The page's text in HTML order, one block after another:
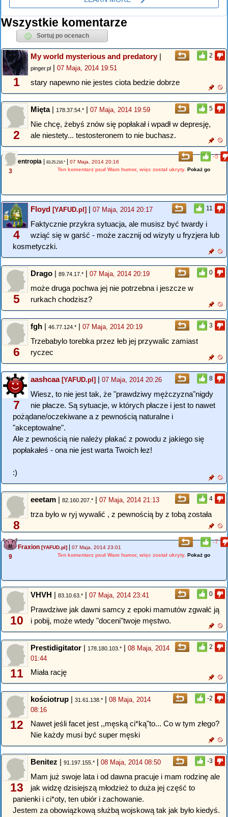
Wszystkie komentarze
2
1
My world mysterious and predatory|
pinger.pl | 07 Maja, 2014 19:51
stary napewno nie jestes ciota bedzie dobrze
5
2
Mięta| 178.37.54.* | 07 Maja, 2014 19:59
Nie chcę, żebyś znów się popłakał i wpadł w depresję,
ale niestety... testosteronem to nie buchasz.
-5
3
entropia | 83.25.216.* | 07 Maja, 2014 20:16
Ten komentarz psuł Wam humor, więc został ukryty. Pokaż go
11
4
Floyd [YAFUD.pl] | 07 Maja, 2014 20:17
Faktycznie przykra sytuacja, ale musisz być twardy i
wziąć się w garść - może zacznij od wizyty u fryzjera lub
kosmetyczki.
0
5
Drago | 89.74.17.* | 07 Maja, 2014 20:19
może druga pochwa jej nie potrzebna i jeszcze w
rurkach chodzisz?
3
6
fgh | 46.77.124.* | 07 Maja, 2014 20:19
Trzebabylo torebka przez łeb jej przywalic zamiast
ryczec
8
7
aashcaa[YAFUD.pl] | 07 Maja, 2014 20:26
Wiesz, to nie jest tak, że "prawdziwy mężczyzna"nigdy
nie płacze. Są sytuacje, w których płacze i jest to nawet
pożądane/oczekiwane a z pewnością naturalne i
"akceptowalne".
Ale z pewnością nie należy płakać z powodu z jakiego się
popłakałeś - ona nie jest warta Twoich łez!
:)
4
8
eeetam | 82.160.207.* | 07 Maja, 2014 21:13
trza było w ryj wywalić , z pewnością by z tobą została
-7
9
Fraxion [YAFUD.pl] | 07 Maja, 2014 23:01
Ten komentarz psuł Wam humor, więc został ukryty. Pokaż go
0
10
VHVH | 83.10.63.* | 07 Maja, 2014 23:41
Prawdziwe jak dawni samcy z epoki mamutów zgwałć ją
i pobij, może wtedy "doceni"twoje męstwo.
2
11
Prestidigitator | 178.180.103.* | 08 Maja, 2014
01:44
Miała rację
-2
12
kościotrup | 31.61.138.* | 08 Maja, 2014
08:16
Nawet jeśli facet jest ,,męską ci*ką"to... Co w tym złego?
Nie każdy musi być super męski
-3
13
Benitez | 91.197.155.* | 08 Maja, 2014 08:50
Mam już swoje lata i od dawna pracuje i mam rodzinę ale
jak widzę dzisiejszą młodzież to duża jej część to
panienki i ci*oty, ten ubiór i zachowanie.
Jestem za obowiązkową służbą wojskową tak jak było kiedyś.